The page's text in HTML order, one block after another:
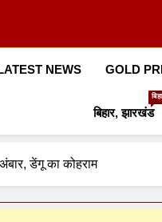
NEWS GOLD
बिहार, झारखंड
डेंगू का कोहराम